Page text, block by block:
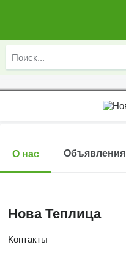
О нас Объявления
Нова Теплица
Контакты